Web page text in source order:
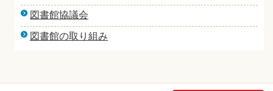
図書館協議会
図書館の取り組み